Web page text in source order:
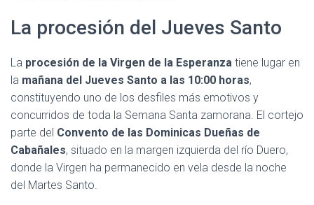
La procesión del Jueves Santo
La procesión de la Virgen de la Esperanza tiene lugar en
la mañana del Jueves Santo a las 10:00 horas,
constituyendo uno de los desfiles más emotivos y
concurridos de toda la Semana Santa zamorana. El cortejo
parte del Convento de las Dominicas Dueñas de
Cabañales, situado en la margen izquierda del río Duero,
donde la Virgen ha permanecido en vela desde la noche
del Martes Santo.